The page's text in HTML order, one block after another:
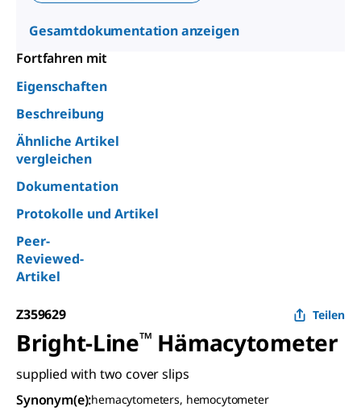
Gesamtdokumentation anzeigen
Fortfahren mit
Eigenschaften
Beschreibung
Ähnliche Artikel
vergleichen
Dokumentation
Protokolle und Artikel
Peer-
Reviewed-
Artikel
Z359629 Teilen
Bright-Line™ Hämacytometer
supplied with two cover slips
Synonym(e):hemacytometers, hemocytometer